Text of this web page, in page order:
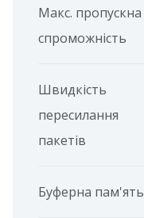
Макс. пропускна
спроможність
Швидкість
пересилання
пакетів
Буферна пам'ять